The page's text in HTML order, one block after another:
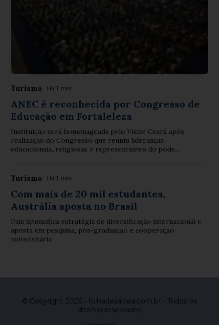
Turismo Há 1 mês
ANEC é reconhecida por Congresso de
Educação em Fortaleleza
Instituição será homenageada pelo Visite Ceará após
realização do Congresso que reuniu lideranças
educacionais, religiosas e representantes do pode...
Turismo Há 1 mês
Com mais de 20 mil estudantes,
Austrália aposta no Brasil
País intensifica estratégia de diversificação internacional e
aposta em pesquisa, pós-graduação e cooperação
universitária
© Copyright 2026 - folhadesabara.com.br - Todos os
direitos reservados